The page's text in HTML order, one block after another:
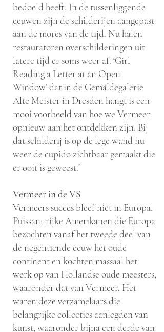
bedoeld heeft. In de tussenliggende
eeuwen zijn de schilderijen aangepast
aan de mores van de tijd. Nu halen
restauratoren overschilderingen uit
latere tijd er soms weer af. ‘Girl
Reading a Letter at an Open
Window’ dat in de Gemäldegalerie
Alte Meister in Dresden hangt is een
mooi voorbeeld van hoe we Vermeer
opnieuw aan het ontdekken zijn. Bij
dat schilderij is op de lege wand nu
weer de cupido zichtbaar gemaakt die
er ooit is geweest.’
Vermeer in de VS
Vermeers succes bleef niet in Europa.
Puissant rijke Amerikanen die Europa
bezochten vanaf het tweede deel van
de negentiende eeuw het oude
continent en kochten massaal het
werk op van Hollandse oude meesters,
waaronder dat van Vermeer. Het
waren deze verzamelaars die
belangrijke collecties aanlegden van
kunst, waaronder bijna een derde van